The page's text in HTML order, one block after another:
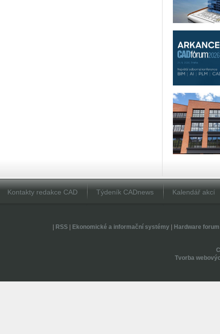
Kontakty redakce CAD Týdeník CADnews Kalendář akcí
RSS| Ekonomické a informační systémy| Hardware forum
Tvorba